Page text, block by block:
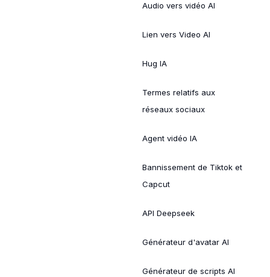
Audio vers vidéo AI
Lien vers Video AI
Hug IA
Termes relatifs aux
réseaux sociaux
Agent vidéo IA
Bannissement de Tiktok et
Capcut
API Deepseek
Générateur d'avatar AI
Générateur de scripts AI